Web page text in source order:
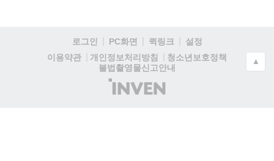
로그인 PC화면 퀵링크
설정
이용약관
개인정보처리방침
청소년보호정책
불법촬영물신고안내
(주)
인
▲